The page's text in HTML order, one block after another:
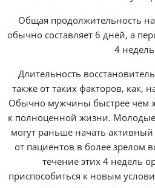
Общая продолжительность
обычно составляет 6 дней, а
4
Длительность
также от таких факторов, как,
Обычно мужчины быстрее чем
к полноценной жизни. Молодые
могут раньше начать
от пациентов в более зрелом
течение этих 4 недель
приспособиться к новым